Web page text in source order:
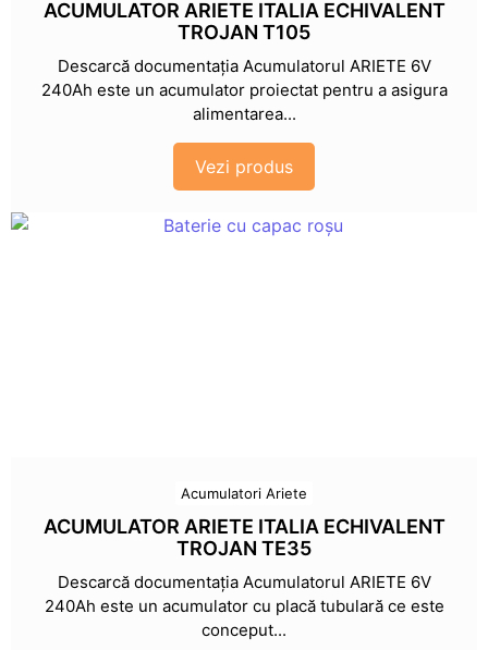
ACUMULATOR ARIETE ITALIA ECHIVALENT
TROJAN T105
Descarcă documentația Acumulatorul ARIETE 6V
240Ah este un acumulator proiectat pentru a asigura
alimentarea...
Vezi produs
Acumulatori Ariete
ACUMULATOR ARIETE ITALIA ECHIVALENT
TROJAN TE35
Descarcă documentația Acumulatorul ARIETE 6V
240Ah este un acumulator cu placă tubulară ce este
conceput...